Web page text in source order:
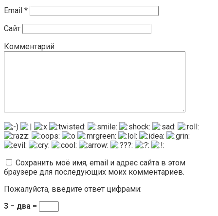
Email *
Сайт
Комментарий
Сохранить моё имя, email и адрес сайта в этом
браузере для последующих моих комментариев.
Пожалуйста, введите ответ цифрами:
3 − два =